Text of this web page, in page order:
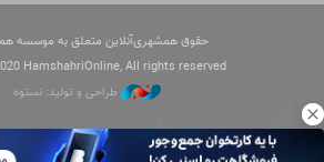
حقوق همشهری‌آنلاین متعلق به موسسه
HamshahriOnline, All rights reserved
طراحی و تولید: نستوه